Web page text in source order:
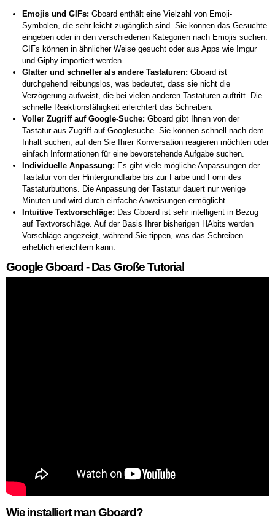
Emojis und GIFs: Gboard enthält eine Vielzahl von Emoji-
Symbolen, die sehr leicht zugänglich sind. Sie können das Gesuchte
eingeben oder in den verschiedenen Kategorien nach Emojis suchen.
GIFs können in ähnlicher Weise gesucht oder aus Apps wie Imgur
und Giphy importiert werden.
Glatter und schneller als andere Tastaturen: Gboard ist
durchgehend reibungslos, was bedeutet, dass sie nicht die
Verzögerung aufweist, die bei vielen anderen Tastaturen auftritt. Die
schnelle Reaktionsfähigkeit erleichtert das Schreiben.
Voller Zugriff auf Google-Suche: Gboard gibt Ihnen von der
Tastatur aus Zugriff auf Googlesuche. Sie können schnell nach dem
Inhalt suchen, auf den Sie Ihrer Konversation reagieren möchten oder
einfach Informationen für eine bevorstehende Aufgabe suchen.
Individuelle Anpassung: Es gibt viele mögliche Anpassungen der
Tastatur von der Hintergrundfarbe bis zur Farbe und Form des
Tastaturbuttons. Die Anpassung der Tastatur dauert nur wenige
Minuten und wird durch einfache Anweisungen ermöglicht.
Intuitive Textvorschläge: Das Gboard ist sehr intelligent in Bezug
auf Textvorschläge. Auf der Basis Ihrer bisherigen HAbits werden
Vorschläge angezeigt, während Sie tippen, was das Schreiben
erheblich erleichtern kann.
Google Gboard - Das Große Tutorial
Wie installiert man Gboard?